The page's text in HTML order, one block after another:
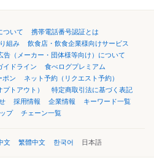
ついて
携帯電話番号認証とは
組み
飲食店・飲食企業様向けサービス
告（メーカー・団体様等向け）について
イドライン
食べログプレミアム
ポン
ネット予約（リクエスト予約）
トアウト）
特定商取引法に基づく表記
採用情報 企業情報
キーワード一覧
プ
チェーン一覧
文 繁體中文 한국어 日本語